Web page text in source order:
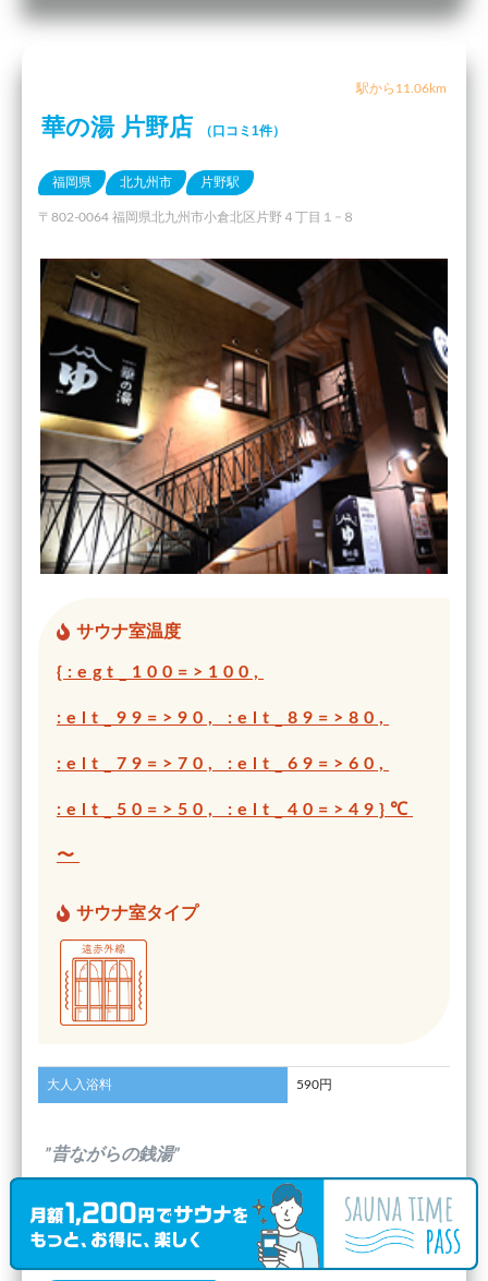
駅から11.06km
華の湯 片野店 （口コミ1件）
福岡県 北九州市 片野駅
〒802-0064 福岡県北九州市小倉北区片野４丁目１−８
サウナ室温度
{:egt_100=>100,
:elt_99=>90, :elt_89=>80,
:elt_79=>70, :elt_69=>60,
:elt_50=>50, :elt_40=>49}℃
〜
サウナ室タイプ
大人入浴料 590円
”昔ながらの銭湯”
totono さんのキャッチフレーズ)
口コミ投稿日：2022.5.12